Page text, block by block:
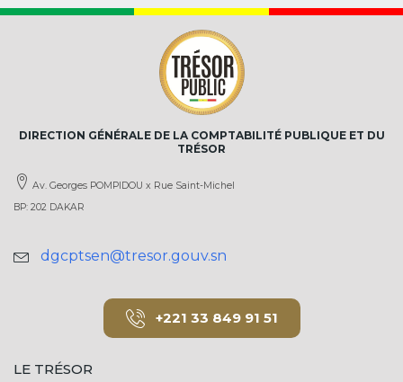
DIRECTION GÉNÉRALE DE LA COMPTABILITÉ PUBLIQUE ET DU
TRÉSOR
Av. Georges POMPIDOU x Rue Saint-Michel
BP: 202 DAKAR
dgcptsen@tresor.gouv.sn
+221 33 849 91 51
LE TRÉSOR